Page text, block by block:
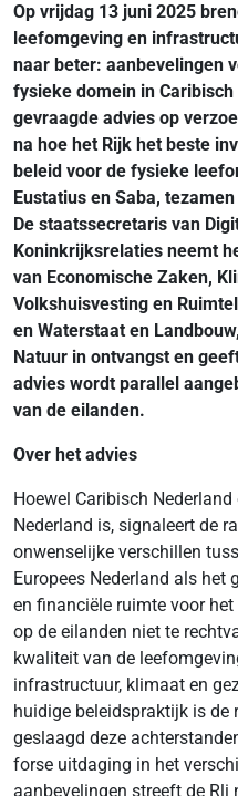
Op vrijdag 13 juni 2025
leefomgeving en
naar beter: aanbevelingen
fysieke domein in Caribisch
gevraagde advies op
na hoe het Rijk het beste
beleid voor de fysieke
Eustatius en Saba,
De staatssecretaris van
Koninkrijksrelaties neemt
van Economische Zaken,
Volkshuisvesting en
en Waterstaat en
Natuur in ontvangst en
advies wordt parallel
van de eilanden.
Over het advies
Hoewel Caribisch
Nederland is, signaleert de
onwenselijke verschillen
Europees Nederland als
en financiële ruimte voor
op de eilanden niet te
kwaliteit van de
infrastructuur, klimaat en
huidige beleidspraktijk is de
geslaagd deze
forse uitdaging in het
aanbevelingen streeft de